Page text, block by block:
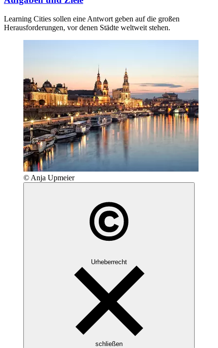
Learning Cities sollen eine Antwort geben auf die großen
Herausforderungen, vor denen Städte weltweit stehen.
© Anja Upmeier
Urheberrecht
schließen